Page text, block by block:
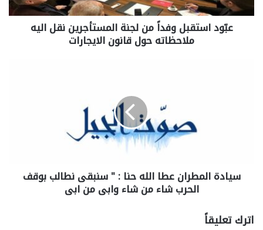
عبّود استقبل وفداً من لجنة المستأجرين نقل اليه
ملاحظاته حول قانون الايجارات
سيادة المطران عطا الله حنا : " سنبقى نطالب بوقف
الحرب شاء من شاء وابى من ابى
اترك تعليقاً